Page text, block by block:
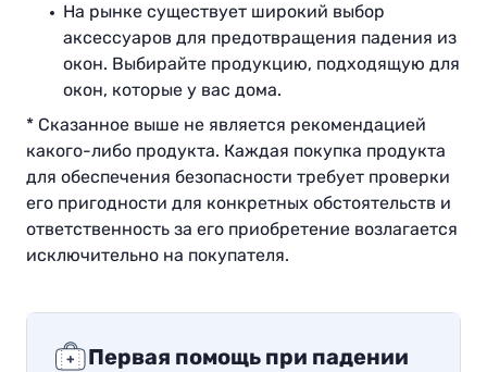
На рынке существует широкий выбор
аксессуаров для предотвращения падения из
окон. Выбирайте продукцию, подходящую для
окон, которые у вас дома.
* Сказанное выше не является рекомендацией
какого-либо продукта. Каждая покупка продукта
для обеспечения безопасности требует проверки
его пригодности для конкретных обстоятельств и
ответственность за его приобретение возлагается
исключительно на покупателя.
Первая помощь при падении